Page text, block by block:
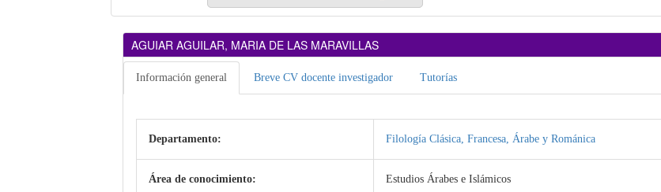
AGUIAR AGUILAR, MARIA DE LAS MARAVILLAS
Información general Breve CV docente investigador Tutorías
Departamento: Filología Clásica, Francesa, Árabe y Románica
Área de conocimiento: Estudios Árabes e Islámicos